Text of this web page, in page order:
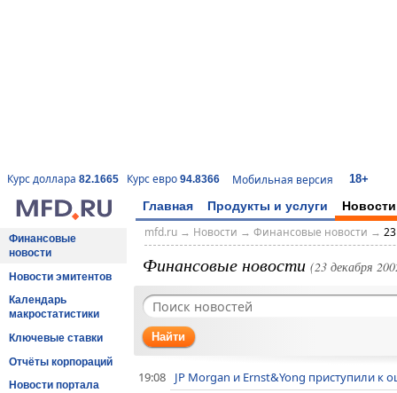
Курс доллара 82.1665 Курс евро 94.8366 Мобильная версия 18+
Главная Продукты и услуги Новости
Финансовые
новости
Новости эмитентов
Календарь
макростатистики
Ключевые ставки
Отчёты корпораций
Новости портала
mfd.ru→ Новости → Финансовые новости →
Финансовые новости (23 декабря
Найти
19:08
JP Morgan и Ernst&Yong приступили к